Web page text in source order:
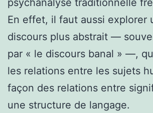
psychanalyse traditionnelle
En effet, il faut aussi explorer
discours plus abstrait —
par « le discours banal » —,
les relations entre les sujets
façon des relations entre
une structure de langage.